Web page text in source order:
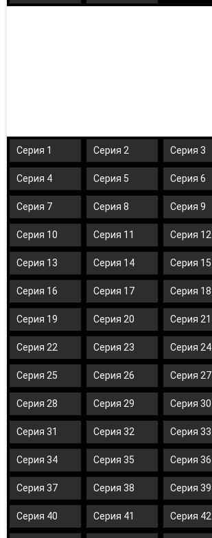
Серия 1 Серия 2 Серия 3
Серия 4 Серия 5 Серия 6
Серия 7 Серия 8 Серия 9
Серия 10 Серия 11 Серия 12
Серия 13 Серия 14 Серия 15
Серия 16 Серия 17 Серия 18
Серия 19 Серия 20 Серия 21
Серия 22 Серия 23 Серия 24
Серия 25 Серия 26 Серия 27
Серия 28 Серия 29 Серия 30
Серия 31 Серия 32 Серия 33
Серия 34 Серия 35 Серия 36
Серия 37 Серия 38 Серия 39
Серия 40 Серия 41 Серия 42